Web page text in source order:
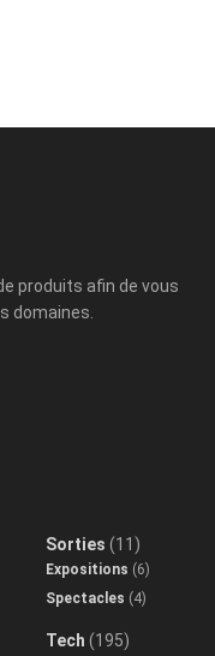
produits afin de vous
domaines.
Sorties (11)
Expositions (6)
Spectacles (4)
Tech (195)